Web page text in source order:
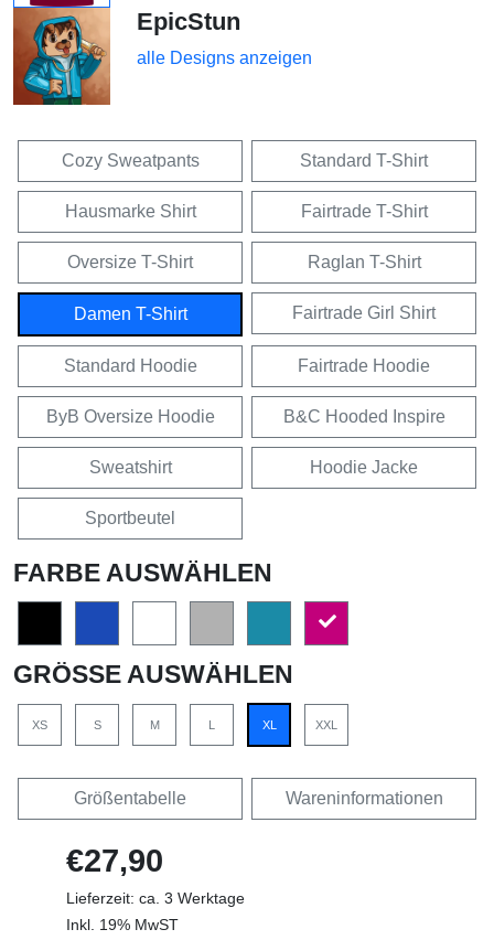
EpicStun
alle Designs anzeigen
Cozy Sweatpants Standard T-Shirt
Hausmarke Shirt Fairtrade T-Shirt
Oversize T-Shirt Raglan T-Shirt
Damen T-Shirt Fairtrade Girl Shirt
Standard Hoodie Fairtrade Hoodie
ByB Oversize Hoodie B&C Hooded Inspire
Sweatshirt Hoodie Jacke
Sportbeutel
FARBE AUSWÄHLEN
GRÖSSE AUSWÄHLEN
XS S M L XL XXL
Größentabelle Wareninformationen
€27,90
Lieferzeit: ca. 3 Werktage
Inkl. 19% MwST